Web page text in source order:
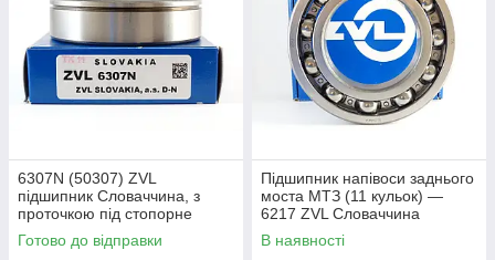
6307N (50307) ZVL
підшипник Словаччина, з
проточкою під стопорне
кільце
Готово до відправки
Підшипник напівоси заднього
моста МТЗ (11 кульок) —
6217 ZVL Словаччина
В наявності